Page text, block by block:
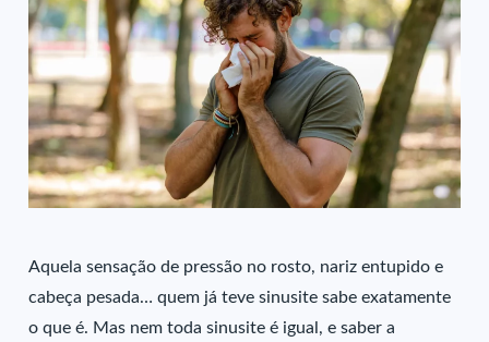
Aquela sensação de pressão no rosto, nariz entupido e
cabeça pesada… quem já teve sinusite sabe exatamente
o que é. Mas nem toda sinusite é igual, e saber a